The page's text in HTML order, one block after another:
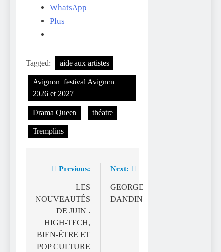
WhatsApp
Plus
Tagged: aide aux artistes
Avignon. festival Avignon
2026 et 2027
Drama Queen théatre
Tremplins
Navigation
l’article
Previous:
LES
NOUVEAUTÉS
DE JUIN :
HIGH-TECH,
BIEN-ÊTRE ET
POP CULTURE
Next:
GEORGE
DANDIN